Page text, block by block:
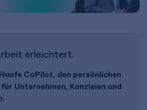
erleichtert.
CoPilot, den persönlichen
Unternehmen, Kanzleien und